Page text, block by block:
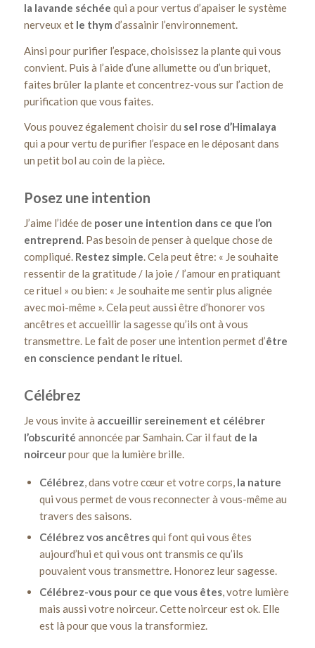
la lavande séchée qui a pour vertus d’apaiser le système
nerveux et le thym d’assainir l’environnement.
Ainsi pour purifier l’espace, choisissez la plante qui vous
convient. Puis à l’aide d’une allumette ou d’un briquet,
faites brûler la plante et concentrez-vous sur l’action de
purification que vous faites.
Vous pouvez également choisir du sel rose d’Himalaya
qui a pour vertu de purifier l’espace en le déposant dans
un petit bol au coin de la pièce.
Posez une intention
J’aime l’idée de poser une intention dans ce que l’on
entreprend. Pas besoin de penser à quelque chose de
compliqué. Restez simple. Cela peut être: « Je souhaite
ressentir de la gratitude / la joie / l’amour en pratiquant
ce rituel » ou bien: « Je souhaite me sentir plus alignée
avec moi-même ». Cela peut aussi être d’honorer vos
ancêtres et accueillir la sagesse qu’ils ont à vous
transmettre. Le fait de poser une intention permet d’être
en conscience pendant le rituel.
Célébrez
Je vous invite à accueillir sereinement et célébrer
l’obscurité annoncée par Samhain. Car il faut de la
noirceurpour que la lumière brille.
Célébrez , dans votre cœur et votre corps, la nature
qui vous permet de vous reconnecter à vous-même au
travers des saisons.
Célébrez vos ancêtresqui font qui vous êtes
aujourd’hui et qui vous ont transmis ce qu’ils
pouvaient vous transmettre. Honorez leur sagesse.
Célébrez-vous pour ce que vous êtes, votre lumière
mais aussi votre noirceur. Cette noirceur est ok. Elle
est là pour que vous la transformiez.